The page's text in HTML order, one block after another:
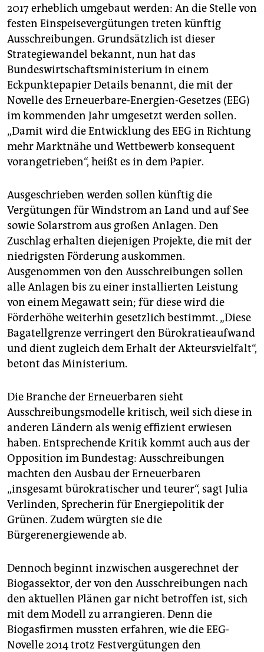
abo
genossenschaft
epaper login
2017 erheblich umgebaut werden: An die Stelle von
festen Einspeisevergütungen treten künftig
Ausschreibungen. Grundsätzlich ist dieser
Strategiewandel bekannt, nun hat das
Bundeswirtschaftsministerium in einem
Eckpunktepapier Details benannt, die mit der
Novelle des Erneuerbare-Energien-Gesetzes (EEG)
im kommenden Jahr umgesetzt werden sollen.
„Damit wird die Entwicklung des EEG in Richtung
mehr Marktnähe und Wettbewerb konsequent
vorangetrieben“, heißt es in dem Papier.
Ausgeschrieben werden sollen künftig die
Vergütungen für Windstrom an Land und auf See
sowie Solarstrom aus großen Anlagen. Den
Zuschlag erhalten diejenigen Projekte, die mit der
niedrigsten Förderung auskommen.
Ausgenommen von den Ausschreibungen sollen
alle Anlagen bis zu einer installierten Leistung
von einem Megawatt sein; für diese wird die
Förderhöhe weiterhin gesetzlich bestimmt. „Diese
Bagatellgrenze verringert den Bürokratieaufwand
und dient zugleich dem Erhalt der Akteursvielfalt“,
betont das Ministerium.
Die Branche der Erneuerbaren sieht
Ausschreibungsmodelle kritisch, weil sich diese in
anderen Ländern als wenig effizient erwiesen
haben. Entsprechende Kritik kommt auch aus der
Opposition im Bundestag: Ausschreibungen
machten den Ausbau der Erneuerbaren
„insgesamt bürokratischer und teurer“, sagt Julia
Verlinden, Sprecherin für Energiepolitik der
Grünen. Zudem würgten sie die
Bürgerenergiewende ab.
Dennoch beginnt inzwischen ausgerechnet der
Biogassektor, der von den Ausschreibungen nach
den aktuellen Plänen gar nicht betroffen ist, sich
mit dem Modell zu arrangieren. Denn die
Biogasfirmen mussten erfahren, wie die EEG-
Novelle 2014 trotz Festvergütungen den